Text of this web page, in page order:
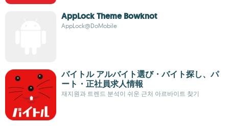
AppLock Theme Bowknot
AppLock@DoMobile
バイトル アルバイト選び・バイト探し、パ
ート・正社員求人情報
재지원과 트렌드 분석이 쉬운 근처 아르바이트 찾기